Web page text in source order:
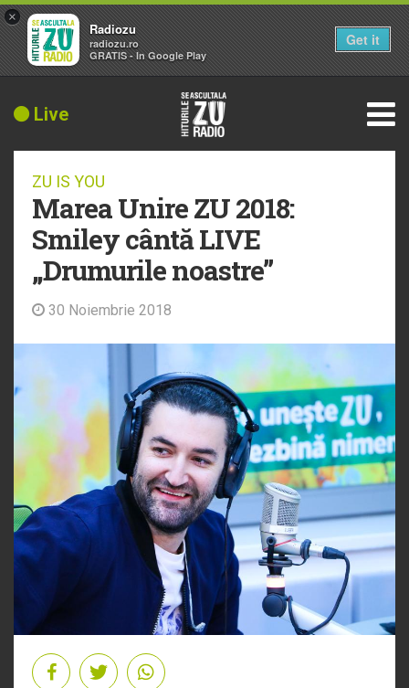
Live
ZU IS YOU
Marea Unire ZU 2018:
Smiley cântă LIVE
„Drumurile noastre”
30 Noiembrie 2018
×
Radiozu
radiozu.ro
GRATIS - In Google Play
Get it